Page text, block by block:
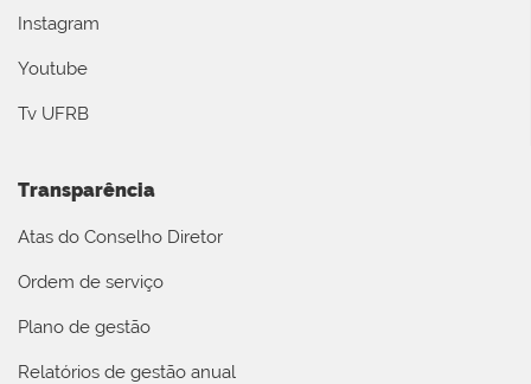
Instagram
Youtube
Tv UFRB
Transparência
Atas do Conselho Diretor
Ordem de serviço
Plano de gestão
Relatórios de gestão anual